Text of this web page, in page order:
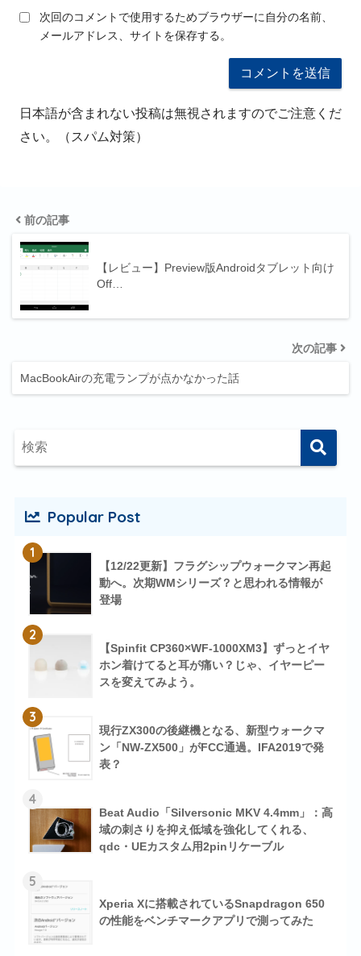
次回のコメントで使用するためブラウザーに自分の名前、
メールアドレス、サイトを保存する。
日本語が含まれない投稿は無視されますのでご注意くだ
さい。（スパム対策）
前の記事
【レビュー】Preview版Androidタブレット向け
Off…
次の記事
MacBookAirの充電ランプが点かなかった話
Popular Post
1
【12/22更新】フラグシップウォークマン再起
動へ。次期WMシリーズ？と思われる情報が
登場
2
【Spinfit CP360×WF-1000XM3】ずっとイヤ
ホン着けてると耳が痛い？じゃ、イヤーピー
スを変えてみよう。
3
現行ZX300の後継機となる、新型ウォークマ
ン「NW-ZX500」がFCC通過。IFA2019で発
表？
4
Beat Audio「Silversonic MKV 4.4mm」：高
域の刺さりを抑え低域を強化してくれる、
qdc・UEカスタム用2pinリケーブル
5
Xperia Xに搭載されているSnapdragon 650
の性能をベンチマークアプリで測ってみた